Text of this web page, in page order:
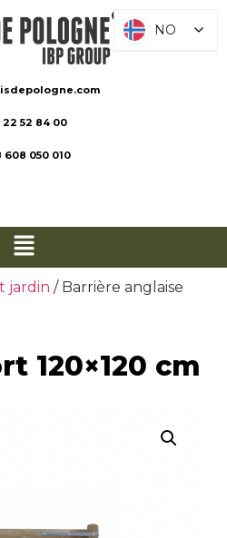
22 52 84 00
608 050 010
jardin / Barrière anglaise
120×120 cm
NO
NO